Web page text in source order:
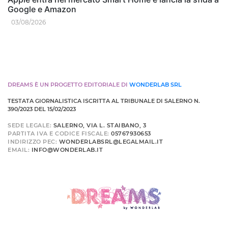
Google e Amazon
03/08/2026
DREAMS È UN PROGETTO EDITORIALE DI WONDERLAB SRL
TESTATA GIORNALISTICA ISCRITTA AL TRIBUNALE DI SALERNO N.
390/2023 DEL 15/02/2023
SEDE LEGALE: SALERNO, VIA L. STAIBANO, 3
PARTITA IVA E CODICE FISCALE: 05767930653
INDIRIZZO PEC: WONDERLABSRL@LEGALMAIL.IT
EMAIL: INFO@WONDERLAB.IT